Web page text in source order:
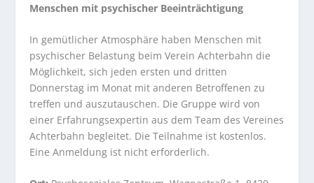
Menschen mit psychischer Beeinträchtigung
In gemütlicher Atmosphäre haben Menschen mit
psychischer Belastung beim Verein Achterbahn die
Möglichkeit, sich jeden ersten und dritten
Donnerstag im Monat mit anderen Betroffenen zu
treffen und auszutauschen. Die Gruppe wird von
einer Erfahrungsexpertin aus dem Team des Vereines
Achterbahn begleitet. Die Teilnahme ist kostenlos.
Eine Anmeldung ist nicht erforderlich.